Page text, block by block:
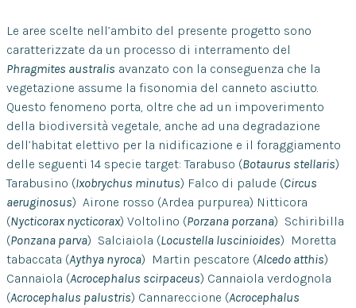
Le aree scelte nell’ambito del presente progetto sono
caratterizzate da un processo di interramento del
Phragmites australis avanzato con la conseguenza che la
vegetazione assume la fisonomia del canneto asciutto.
Questo fenomeno porta, oltre che ad un impoverimento
della biodiversità vegetale, anche ad una degradazione
dell’habitat elettivo per la nidificazione e il foraggiamento
delle seguenti 14 specie target: Tarabuso (Botaurus stellaris)
Tarabusino (Ixobrychus minutus) Falco di palude (Circus
aeruginosus) Airone rosso (Ardea purpurea) Nitticora
(Nycticorax nycticorax) Voltolino (Porzana porzana) Schiribilla
(Ponzana parva) Salciaiola (Locustella luscinioides) Moretta
tabaccata (Aythya nyroca) Martin pescatore (Alcedo atthis)
Cannaiola (Acrocephalus scirpaceus) Cannaiola verdognola
(Acrocephalus palustris) Cannareccione (Acrocephalus